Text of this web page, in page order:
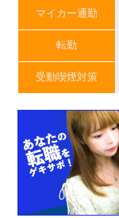
マイカー通勤
転勤
受動喫煙対策